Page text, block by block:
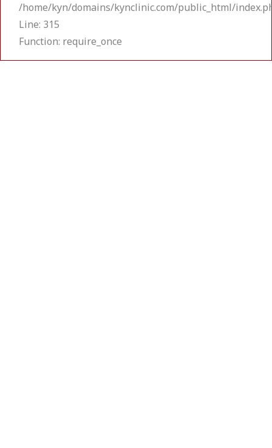
/home/kyn/domains/kynclinic.com/public_html/
Line: 315
Function: require_once